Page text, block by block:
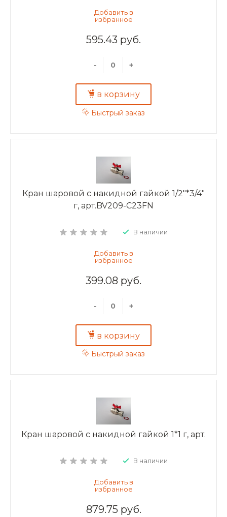
595.43 руб.
- +
в корзину
Быстрый заказ
Кран шаровой с накидной гайкой 1/2"*3/4"
г, арт.BV209-C23FN
В наличии
399.08 руб.
- +
в корзину
Быстрый заказ
Кран шаровой с накидной гайкой 1*1 г, арт.
В наличии
879.75 руб.